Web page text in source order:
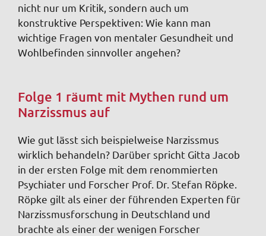
nicht nur um Kritik, sondern auch um
konstruktive Perspektiven: Wie kann man
wichtige Fragen von mentaler Gesundheit und
Wohlbefinden sinnvoller angehen?
Folge 1 räumt mit Mythen rund um
Narzissmus auf
Wie gut lässt sich beispielweise Narzissmus
wirklich behandeln? Darüber spricht Gitta Jacob
in der ersten Folge mit dem renommierten
Psychiater und Forscher Prof. Dr. Stefan Röpke.
Röpke gilt als einer der führenden Experten für
Narzissmusforschung in Deutschland und
brachte als einer der wenigen Forscher